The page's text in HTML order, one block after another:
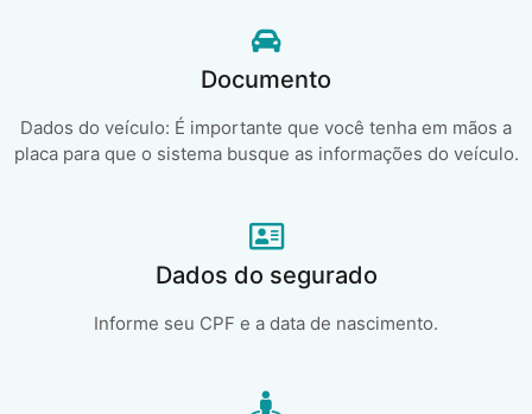
Documento
Dados do veículo: É importante que você tenha em mãos a
placa para que o sistema busque as informações do veículo.
Dados do segurado
Informe seu CPF e a data de nascimento.